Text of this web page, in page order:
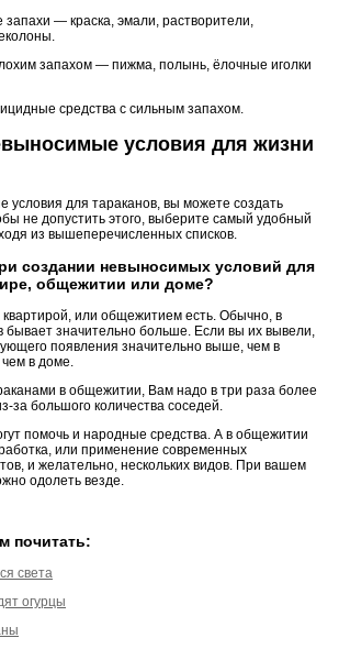
— краска, эмали, растворители,
запахом — пижма, полынь, ёлочные иголки
средства с сильным запахом.
условия для жизни
условия для тараканов, вы можете создать
не допустить этого, выберите самый удобный
из вышеперечисленных списков.
создании невыносимых условий для
общежитии или доме?
или общежитием есть. Обычно, в
бывает значительно больше. Если вы их вывели,
появления значительно выше, чем в
в доме.
в общежитии, Вам надо в три раза более
за большого количества соседей.
помочь и народные средства. А в общежитии
или применение современных
и желательно, нескольких видов. При вашем
одолеть везде.
почитать:
света
огурцы